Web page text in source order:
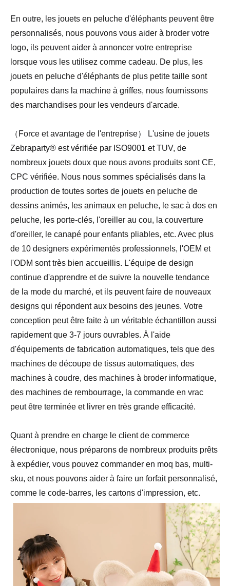
En outre, les jouets en peluche d'éléphants peuvent être
personnalisés, nous pouvons vous aider à broder votre
logo, ils peuvent aider à annoncer votre entreprise
lorsque vous les utilisez comme cadeau. De plus, les
jouets en peluche d'éléphants de plus petite taille sont
populaires dans la machine à griffes, nous fournissons
des marchandises pour les vendeurs d'arcade.
（Force et avantage de l'entreprise） L'usine de jouets
Zebraparty® est vérifiée par ISO9001 et TUV, de
nombreux jouets doux que nous avons produits sont CE,
CPC vérifiée. Nous nous sommes spécialisés dans la
production de toutes sortes de jouets en peluche de
dessins animés, les animaux en peluche, le sac à dos en
peluche, les porte-clés, l'oreiller au cou, la couverture
d'oreiller, le canapé pour enfants pliables, etc. Avec plus
de 10 designers expérimentés professionnels, l'OEM et
l'ODM sont très bien accueillis. L'équipe de design
continue d'apprendre et de suivre la nouvelle tendance
de la mode du marché, et ils peuvent faire de nouveaux
designs qui répondent aux besoins des jeunes. Votre
conception peut être faite à un véritable échantillon aussi
rapidement que 3-7 jours ouvrables. À l'aide
d'équipements de fabrication automatiques, tels que des
machines de découpe de tissus automatiques, des
machines à coudre, des machines à broder informatique,
des machines de rembourrage, la commande en vrac
peut être terminée et livrer en très grande efficacité.
Quant à prendre en charge le client de commerce
électronique, nous préparons de nombreux produits prêts
à expédier, vous pouvez commander en moq bas, multi-
sku, et nous pouvons aider à faire un forfait personnalisé,
comme le code-barres, les cartons d'impression, etc.